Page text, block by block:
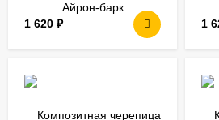
1 620 ₽ 1